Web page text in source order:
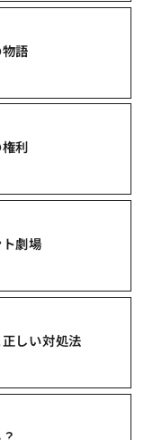
語
利
劇場
しい対処法